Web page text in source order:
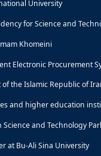
University
for Science and
Khomeini
Electronic Procurement
of the Islamic Republic of
and higher education
Science and Technology
at Bu-Ali Sina University